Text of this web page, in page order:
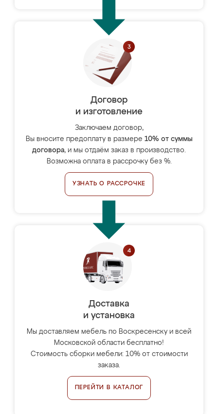
Договор
и изготовление
Заключаем договор,
Вы вносите предоплату в размере 10% от суммы
договора, и мы отдаём заказ в производство.
Возможна оплата в рассрочку без %.
УЗНАТЬ О РАССРОЧКЕ
Доставка
и установка
Мы доставляем мебель по Воскресенску и всей
Московской области бесплатно!
Стоимость сборки мебели: 10% от стоимости
заказа.
ПЕРЕЙТИ В КАТАЛОГ